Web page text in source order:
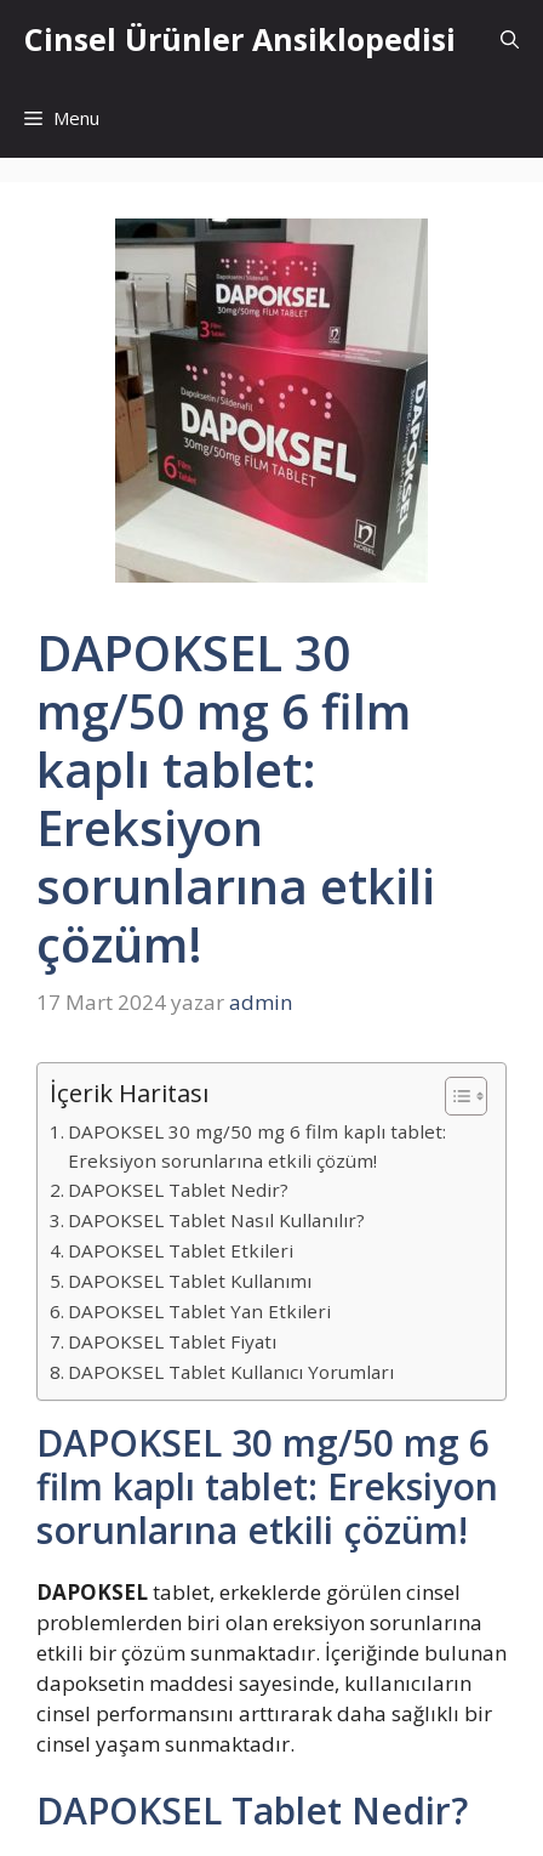
atlaCinsel Ürünler Ansiklopedisi
Menu
DAPOKSEL 30
mg/50 mg 6 film
kaplı tablet:
Ereksiyon
sorunlarına etkili
çözüm!
17 Mart 2024yazaradmin
İçerik Haritası
DAPOKSEL 30 mg/50 mg 6 film kaplı tablet:
Ereksiyon sorunlarına etkili çözüm!
DAPOKSEL Tablet Nedir?
DAPOKSEL Tablet Nasıl Kullanılır?
DAPOKSEL Tablet Etkileri
DAPOKSEL Tablet Kullanımı
DAPOKSEL Tablet Yan Etkileri
DAPOKSEL Tablet Fiyatı
DAPOKSEL Tablet Kullanıcı Yorumları
DAPOKSEL 30 mg/50 mg 6
film kaplı tablet: Ereksiyon
sorunlarına etkili çözüm!
DAPOKSELtablet, erkeklerde görülen cinsel
problemlerden biri olan ereksiyon sorunlarına
etkili bir çözüm sunmaktadır. İçeriğinde bulunan
dapoksetin maddesi sayesinde, kullanıcıların
cinsel performansını arttırarak daha sağlıklı bir
cinsel yaşam sunmaktadır.
DAPOKSEL Tablet Nedir?